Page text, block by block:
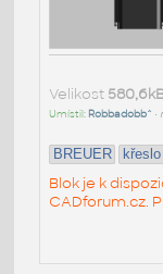
Velikost
Umístil: Robbadobb^ •
BREUER křeslo
Blok je k
CADforum.cz.